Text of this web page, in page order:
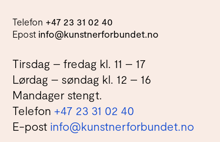
Telefon +47 23 31 02 40
Epost info@kunstnerforbundet.no
Tirsdag – fredag kl. 11 – 17
Lørdag – søndag kl. 12 – 16
Mandager stengt.
Telefon +47 23 31 02 40
E-post info@kunstnerforbundet.no